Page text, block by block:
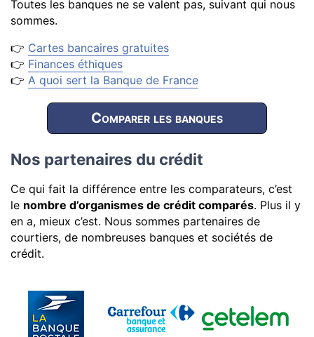
Toutes les banques ne se valent pas, suivant qui nous
sommes.
👉 Cartes bancaires gratuites
👉 Finances éthiques
👉 A quoi sert la Banque de France
Comparer les banques
Nos partenaires du crédit
Ce qui fait la différence entre les comparateurs, c’est
le nombre d’organismes de crédit comparés. Plus il y
en a, mieux c’est. Nous sommes partenaires de
courtiers, de nombreuses banques et sociétés de
crédit.